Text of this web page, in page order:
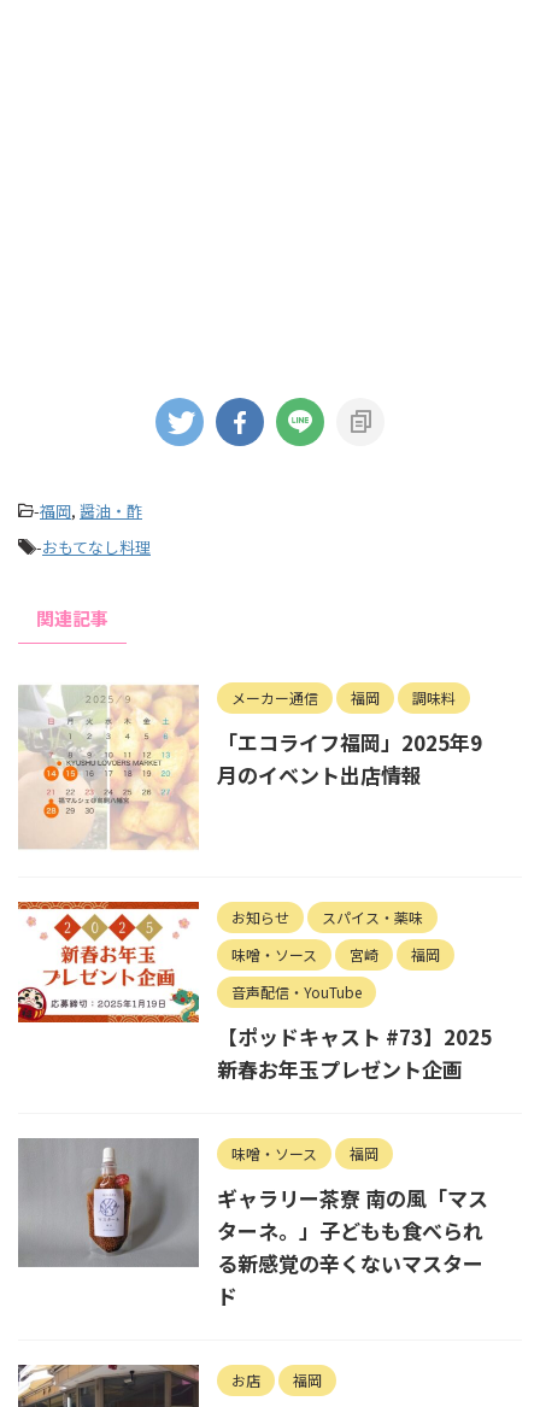
-福岡, 醤油・酢
-おもてなし料理
関連記事
メーカー通信 福岡 調味料
「エコライフ福岡」2025年9
月のイベント出店情報
お知らせ
スパイス・薬味
味噌・ソース
宮崎
福岡
音声配信・YouTube
【ポッドキャスト #73】2025
新春お年玉プレゼント企画
味噌・ソース 福岡
ギャラリー茶寮 南の風「マス
ターネ。」子どもも食べられ
る新感覚の辛くないマスター
ド
お店 福岡